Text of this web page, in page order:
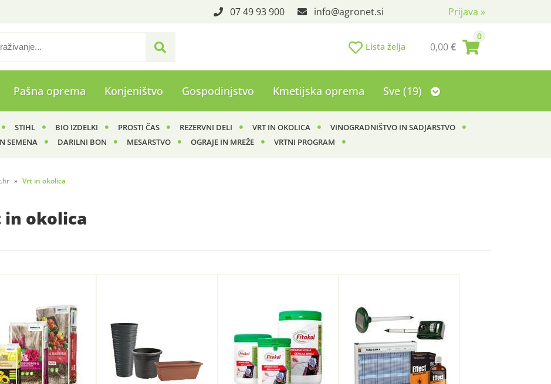
Prijava »
07 49 93 900 info agronet.si
0
0,00€
Lista želja
Pašna oprema Konjeništvo Gospodinjstvo Kmetijska oprema Sve (19)
STIHL BIO IZDELKI PROSTI ČAS REZERVNI DELI VRT IN OKOLICA
VINOGRADNIŠTVO IN SADJARSTVO
SEMENA
DARILNI BON MESARSTVO OGRAJE IN MREŽE VRTNI PROGRAM
Vrt in okolica
in okolica